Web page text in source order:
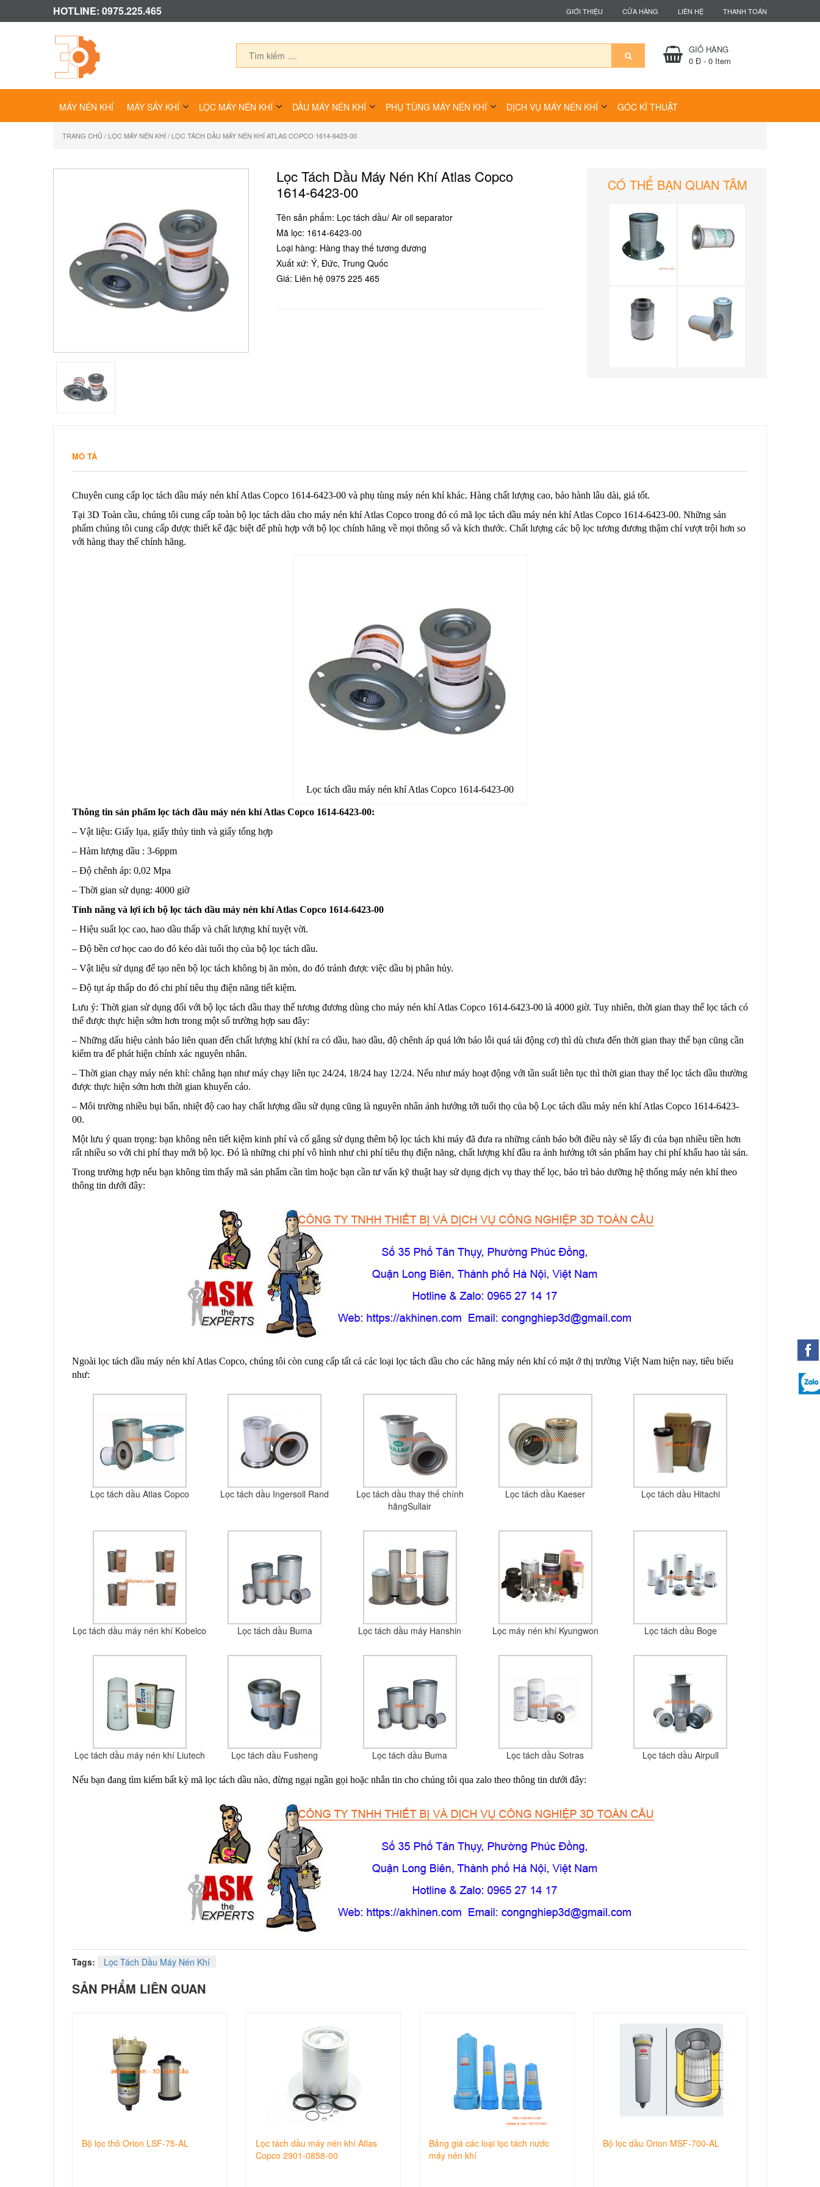
HOTLINE: 0975.225.465 GIỚI THIỆU CỬA HÀNG LIÊN HỆ THANH TOÁN
GIỎ HÀNG
0 Đ - 0 Item
MÁY NÉN KHÍ MÁY SẤY KHÍ LỌC MÁY NÉN KHÍ DẦU MÁY NÉN KHÍ PHỤ TÙNG MÁY NÉN KHÍ DỊCH VỤ MÁY NÉN KHÍ GÓC KĨ THUẬT
TRANG CHỦ / LỌC MÁY NÉN KHÍ/ LỌC TÁCH DẦU MÁY NÉN KHÍ ATLAS COPCO 1614-6423-00
Lọc Tách Dầu Máy Nén Khí Atlas Copco
1614-6423-00
Tên sản phẩm: Lọc tách dầu/ Air oil separator
Mã lọc: 1614-6423-00
Loại hàng: Hàng thay thế tương đương
Xuất xứ: Ý, Đức, Trung Quốc
Giá: Liên hệ 0975 225 465
CÓ THỂ BẠN QUAN TÂM
MÔ TẢ
Chuyên cung cấp lọc tách dầu máy nén khí Atlas Copco 1614-6423-00 và phụ tùng máy nén khí khác. Hàng chất lượng cao, bảo hành lâu dài, giá tốt.
Tại 3D Toàn cầu, chúng tôi cung cấp toàn bộ lọc tách dàu cho máy nén khí Atlas Copco trong đó có mã lọc tách dầu máy nén khí Atlas Copco 1614-6423-00. Những sản
phẩm chúng tôi cung cấp được thiết kế đặc biệt để phù hợp với bộ lọc chính hãng về mọi thông số và kích thước. Chất lượng các bộ lọc tương đương thậm chí vượt trội hơn so
với hàng thay thế chính hãng.
Lọc tách dầu máy nén khí Atlas Copco 1614-6423-00
Thông tin sản phẩm lọc tách dầu máy nén khí Atlas Copco 1614-6423-00:
– Vật liệu: Giấy lụa, giấy thủy tinh và giấy tổng hợp
– Hàm lượng dầu : 3-6ppm
– Độ chênh áp: 0,02 Mpa
– Thời gian sử dụng: 4000 giờ
Tính năng và lợi ích bộ lọc tách dầu máy nén khí Atlas Copco 1614-6423-00
– Hiệu suất lọc cao, hao dầu thấp và chất lượng khí tuyệt vời.
– Độ bền cơ học cao do đó kéo dài tuổi thọ của bộ lọc tách dầu.
– Vật liệu sử dụng để tạo nên bộ lọc tách không bị ăn mòn, do đó tránh được việc dầu bị phân hủy.
– Độ tụt áp thấp do đó chi phí tiêu thụ điện năng tiết kiệm.
Lưu ý: Thời gian sử dụng đối với bộ lọc tách dầu thay thế tương đương dùng cho máy nén khí Atlas Copco 1614-6423-00 là 4000 giờ. Tuy nhiên, thời gian thay thế lọc tách có
thể được thực hiện sớm hơn trong một số trường hợp sau đây:
– Những dấu hiệu cảnh báo liên quan đến chất lượng khí (khí ra có dầu, hao dầu, độ chênh áp quá lớn báo lỗi quá tải động cơ) thì dù chưa đến thời gian thay thế bạn cũng cần
kiểm tra để phát hiện chính xác nguyên nhân.
– Thời gian chạy máy nén khí: chẳng hạn như máy chạy liên tục 24/24, 18/24 hay 12/24. Nếu như máy hoạt động với tần suất liên tục thì thời gian thay thế lọc tách dầu thường
được thực hiện sớm hơn thời gian khuyến cáo.
– Môi trường nhiều bụi bẩn, nhiệt độ cao hay chất lượng dầu sử dụng cũng là nguyên nhân ảnh hưởng tới tuổi thọ của bộ Lọc tách dầu máy nén khí Atlas Copco 1614-6423-
00.
Một lưu ý quan trọng: bạn không nên tiết kiệm kinh phí và cố gắng sử dụng thêm bộ lọc tách khi máy đã đưa ra những cảnh báo bởi điều này sẽ lấy đi của bạn nhiều tiền hơn
rất nhiều so với chi phí thay mới bộ lọc. Đó là những chi phí vô hình như chi phí tiêu thụ điện năng, chất lượng khí đầu ra ảnh hưởng tới sản phẩm hay chi phí khấu hao tài sản.
Trong trường hợp nếu bạn không tìm thấy mã sản phẩm cần tìm hoặc bạn cần tư vấn kỹ thuật hay sử dụng dịch vụ thay thế lọc, bảo trì bảo dưỡng hệ thống máy nén khí theo
thông tin dưới đây:
Ngoài lọc tách dầu máy nén khí Atlas Copco, chúng tôi còn cung cấp tất cả các loại lọc tách dầu cho các hãng máy nén khí có mặt ở thị trường Việt Nam hiện nay, tiêu biểu
như:
Lọc tách dầu Atlas Copco Lọc tách dầu Ingersoll Rand
Lọc tách dầu thay thế chính
hãngSullair
Lọc tách dầu Kaeser Lọc tách dầu Hitachi
Lọc tách dầu máy nén khí Kobelco Lọc tách dầu Buma Lọc tách dầu máy Hanshin Lọc máy nén khí Kyungwon Lọc tách dầu Boge
Lọc tách dầu máy nén khí Liutech Lọc tách dầu Fusheng Lọc tách dầu Buma Lọc tách dầu Sotras Lọc tách dầu Airpull
Nếu bạn đang tìm kiếm bất kỳ mã lọc tách dầu nào, đừng ngại ngần gọi hoặc nhắn tin cho chúng tôi qua zalo theo thông tin dưới đây:
Tags: Lọc Tách Dầu Máy Nén Khí
SẢN PHẨM LIÊN QUAN
Bộ lọc thô Orion LSF-75-AL
Lọc tách dầu máy nén khí Atlas
Copco 2901-0858-00
Bảng giá các loại lọc tách nước
máy nén khí
Bộ lọc dầu Orion MSF-700-AL